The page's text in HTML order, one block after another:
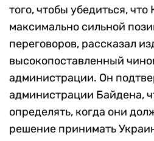
того, чтобы убедиться,
максимально сильной
переговоров, рассказал
высокопоставленный
администрации. Он
администрации Байдена,
определять, когда они
решение принимать